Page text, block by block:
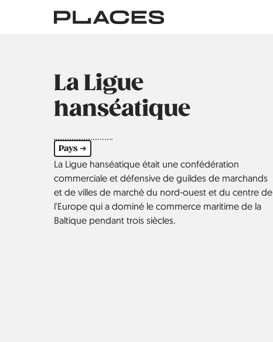
La Ligue
hanséatique
Pays ➔
La Ligue hanséatique était une confédération
commerciale et défensive de guildes de marchands
et de villes de marché du nord-ouest et du centre de
l'Europe qui a dominé le commerce maritime de la
Baltique pendant trois siècles.